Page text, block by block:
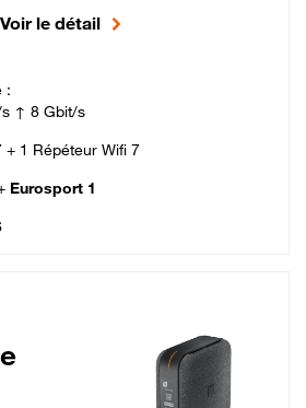
Voir le détail
:
↑ 8 Gbit/s
+ 1 Répéteur Wifi 7
Eurosport 1